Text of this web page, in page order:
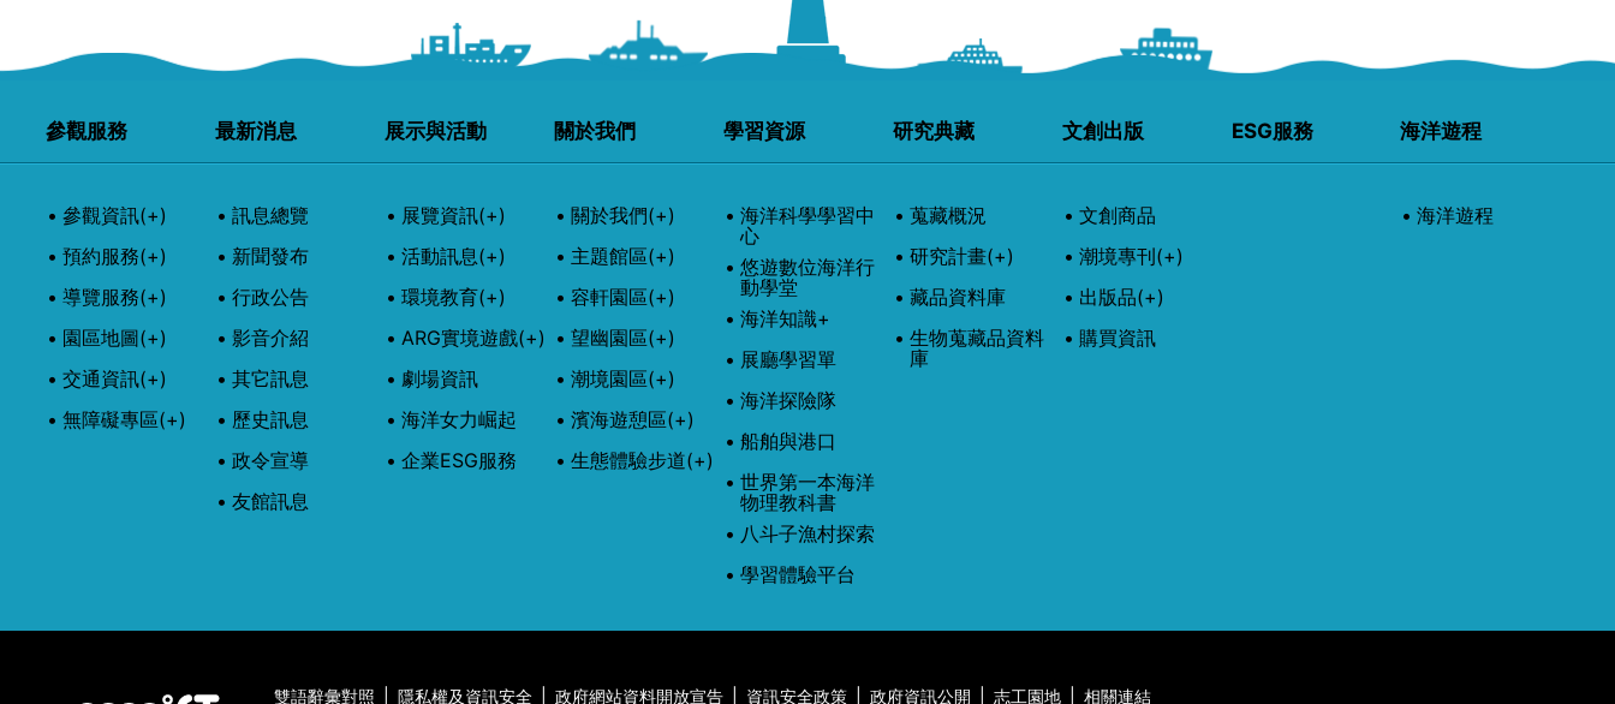
參觀服務
參觀資訊(+)
預約服務(+)
導覽服務(+)
園區地圖(+)
交通資訊(+)
無障礙專區(+)
最新消息
訊息總覽
新聞發布
行政公告
影音介紹
其它訊息
歷史訊息
政令宣導
友館訊息
展示與活動
展覽資訊(+)
活動訊息(+)
環境教育(+)
ARG實境遊戲(+)
劇場資訊
海洋女力崛起
企業ESG服務
關於我們
關於我們(+)
主題館區(+)
容軒園區(+)
望幽園區(+)
潮境園區(+)
濱海遊憩區(+)
生態體驗步道(+)
學習資源
海洋科學學習中
心
悠遊數位海洋行
動學堂
海洋知識+
展廳學習單
海洋探險隊
船舶與港口
世界第一本海洋
物理教科書
八斗子漁村探索
學習體驗平台
研究典藏
蒐藏概況
研究計畫(+)
藏品資料庫
生物蒐藏品資料
庫
文創出版
文創商品
潮境專刊(+)
出版品(+)
購買資訊
ESG服務 海洋遊程
海洋遊程
雙語辭彙對照 隱私權及資訊安全 政府網站資料開放宣告 資訊安全政策 政府資訊公開 志工園地 相關連結